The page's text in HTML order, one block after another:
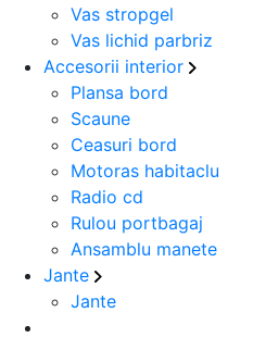
Vas stropgel
Vas lichid parbriz
Accesorii interior
Plansa bord
Scaune
Ceasuri bord
Motoras habitaclu
Radio cd
Rulou portbagaj
Ansamblu manete
Jante
Jante